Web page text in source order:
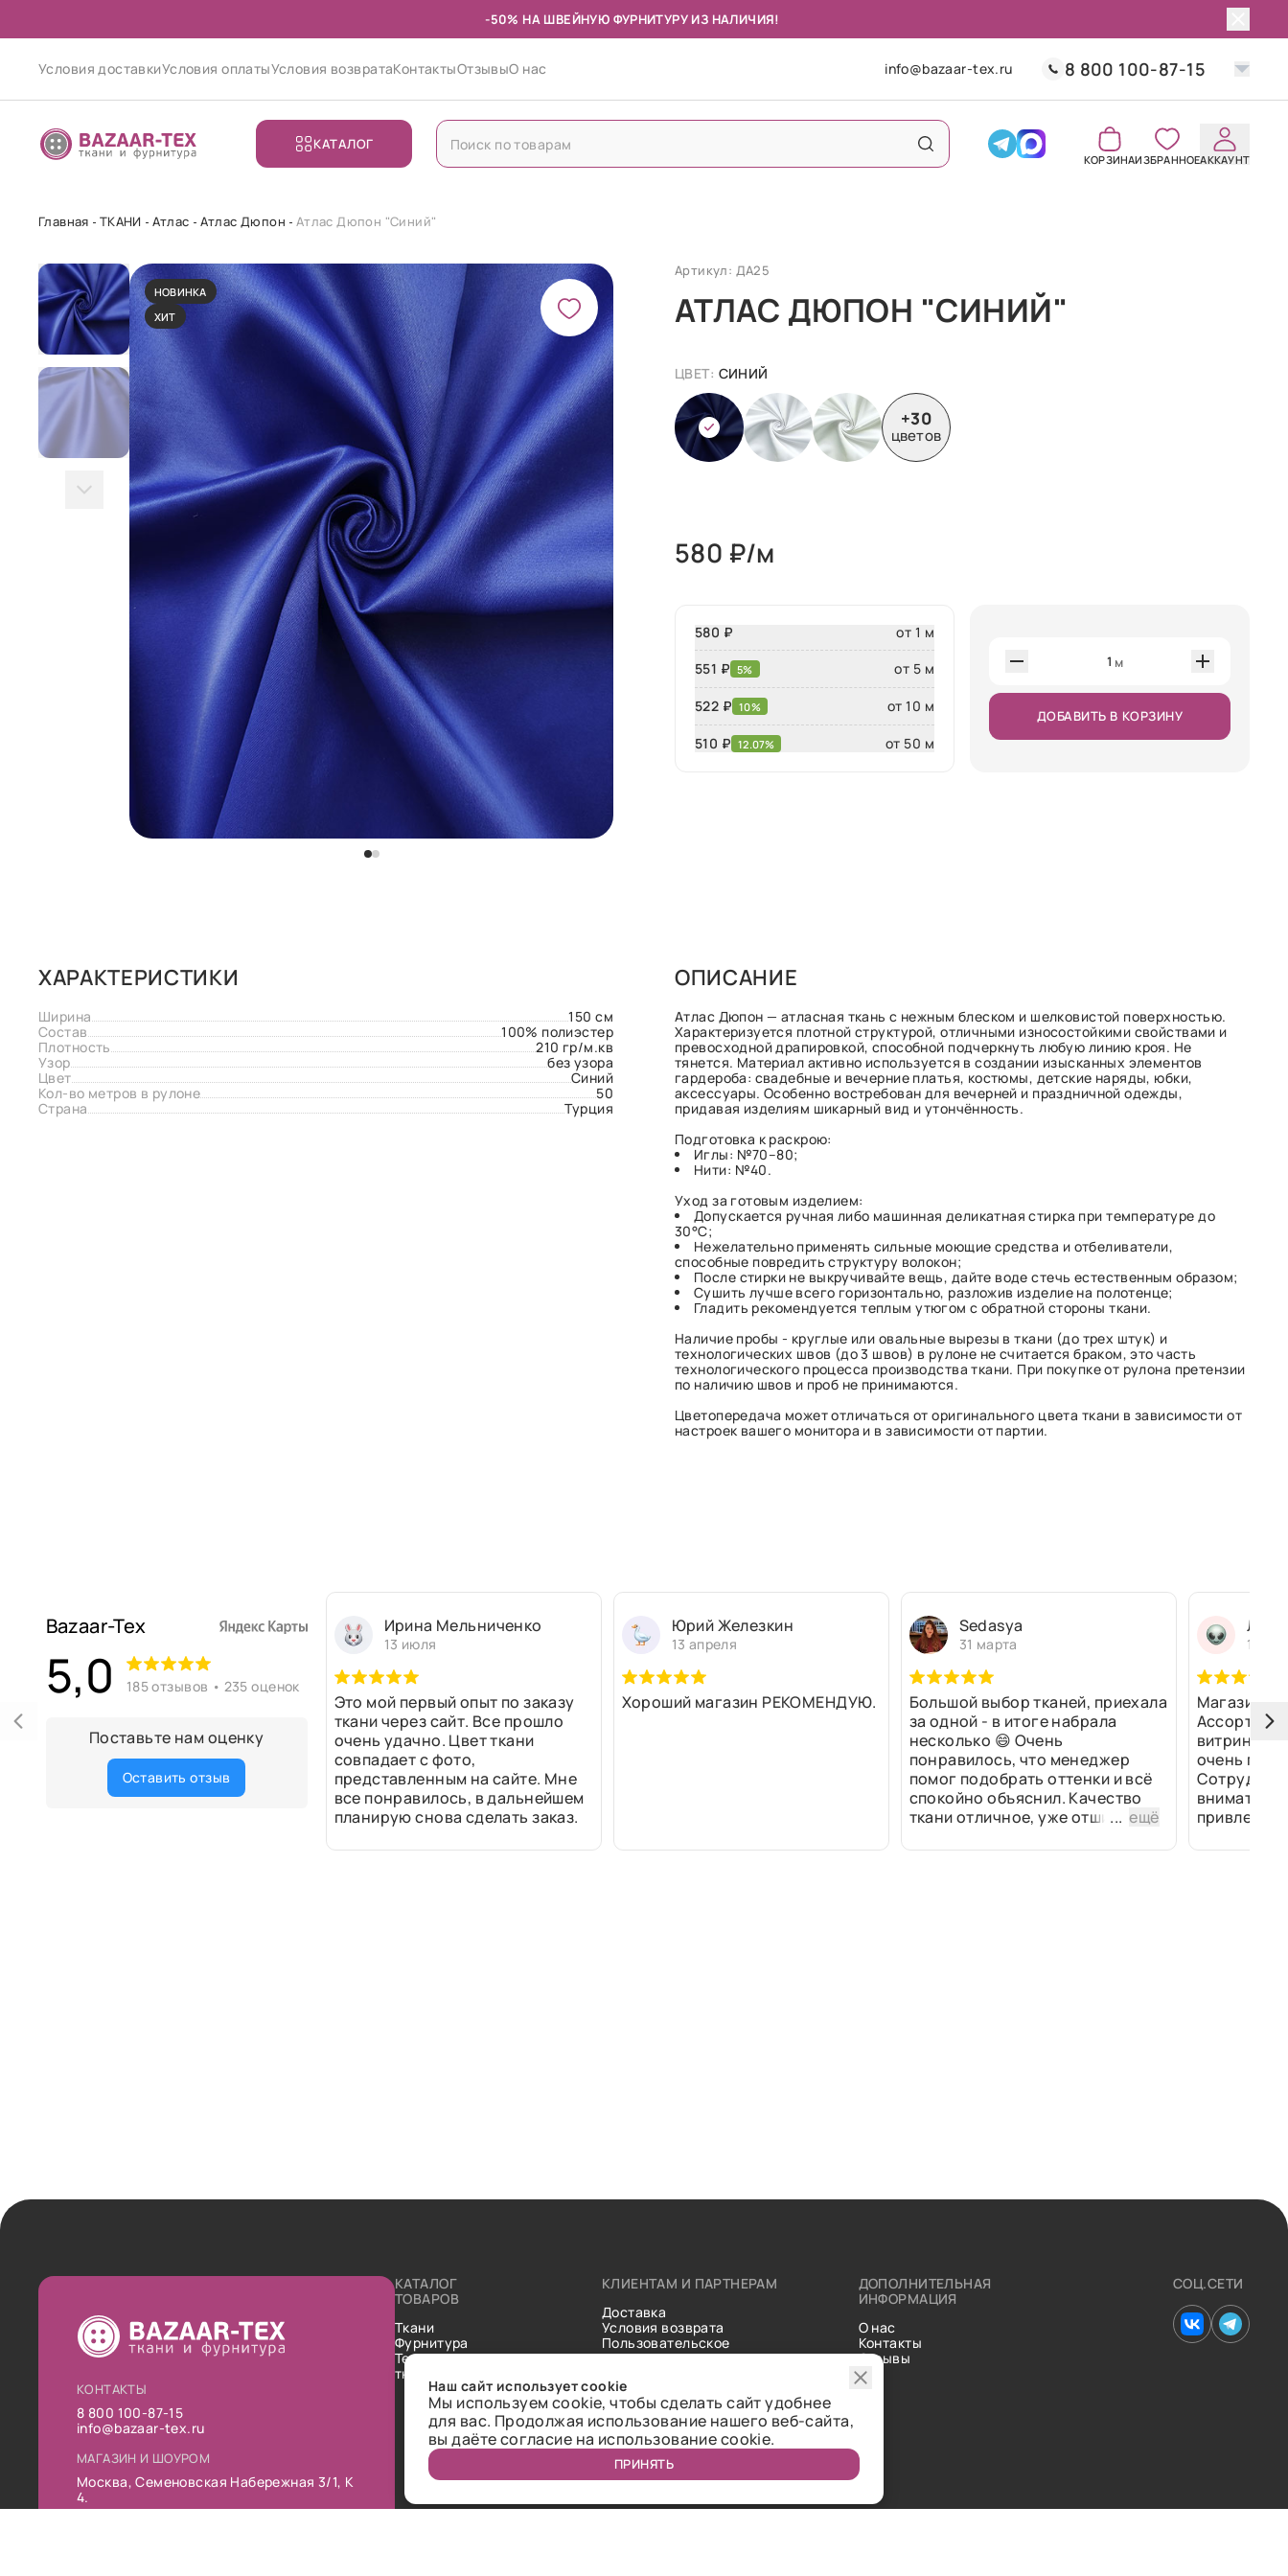
-50% НА ШВЕЙНУЮ ФУРНИТУРУ ИЗ НАЛИЧИЯ!
Условия доставкиУсловия оплатыУсловия возвратаКонтактыОтзывыО нас info@bazaar-tex.ru 8 800 100-87-15
КАТАЛОГ
КОРЗИНАИЗБРАННОЕАККАУНТ
Главная ТКАНИ Атлас Атлас Дюпон Атлас Дюпон "Синий"
НОВИНКА
ХИТ
Артикул: ДА25
АТЛАС ДЮПОН "СИНИЙ"
ЦВЕТ: СИНИЙ
+30
цветов
580 ₽/м
580 ₽
от 1 м
551 ₽ 5% от 5 м
522 ₽ 10% от 10 м
510 ₽ 12.07% от 50 м
1 м
ДОБАВИТЬ В КОРЗИНУ
ХАРАКТЕРИСТИКИ
Ширина
150 см
Состав
100% полиэстер
Плотность
210 гр/м.кв
Узор
без узора
Цвет
Синий
Кол-во метров в рулоне
50
Страна
Турция
ОПИСАНИЕ
Атлас Дюпон — атласная ткань с нежным блеском и шелковистой поверхностью.
Характеризуется плотной структурой, отличными износостойкими свойствами и
превосходной драпировкой, способной подчеркнуть любую линию кроя. Не
тянется. Материал активно используется в создании изысканных элементов
гардероба: свадебные и вечерние платья, костюмы, детские наряды, юбки,
аксессуары. Особенно востребован для вечерней и праздничной одежды,
придавая изделиям шикарный вид и утончённость.
Подготовка к раскрою:
Иглы: №70–80;
Нити: №40.
Уход за готовым изделием:
Допускается ручная либо машинная деликатная стирка при температуре до
30°С;
Нежелательно применять сильные моющие средства и отбеливатели,
способные повредить структуру волокон;
После стирки не выкручивайте вещь, дайте воде стечь естественным образом;
Сушить лучше всего горизонтально, разложив изделие на полотенце;
Гладить рекомендуется теплым утюгом с обратной стороны ткани.
Наличие пробы - круглые или овальные вырезы в ткани (до трех штук) и
технологических швов (до 3 швов) в рулоне не считается браком, это часть
технологического процесса производства ткани. При покупке от рулона претензии
по наличию швов и проб не принимаются.
Цветопередача может отличаться от оригинального цвета ткани в зависимости от
настроек вашего монитора и в зависимости от партии.
Bazaar-Tex
5,0 185 отзывов • 235 оценок
Поставьте нам оценку
Оставить отзыв
Ирина Мельниченко
13 июля
Это мой первый опыт по заказу
ткани через сайт. Все прошло
очень удачно. Цвет ткани
совпадает с фото,
представленным на сайте. Мне
все понравилось, в дальнейшем
планирую снова сделать заказ.
Юрий Железкин
13 апреля
Хороший магазин РЕКОМЕНДУЮ.
Sedasya
31 марта
Большой выбор тканей, приехала
за одной - в итоге набрала
несколько 😄 Очень
понравилось, что менеджер
помог подобрать оттенки и всё
спокойно объяснил. Качество
ткани отличное, уже отшили...ещё
13
Магазин
витринах
очень
привлек
рулоны
КОНТАКТЫ
8 800 100-87-15
info@bazaar-tex.ru
МАГАЗИН И ШОУРОМ
Москва, Семеновская Набережная 3/1, К
4.
КАТАЛОГ
ТОВАРОВ
Ткани
Фурнитура
Технические
ткани
КЛИЕНТАМ И ПАРТНЕРАМ
Доставка
Условия возврата
Пользовательское
соглашение
Статьи
ДОПОЛНИТЕЛЬНАЯ
ИНФОРМАЦИЯ
О нас
Контакты
Отзывы
СОЦ.СЕТИ
Наш сайт использует cookie
Мы используем cookie, чтобы сделать сайт удобнее
для вас. Продолжая использование нашего веб-сайта,
вы даёте согласие на использование cookie.
ПРИНЯТЬ